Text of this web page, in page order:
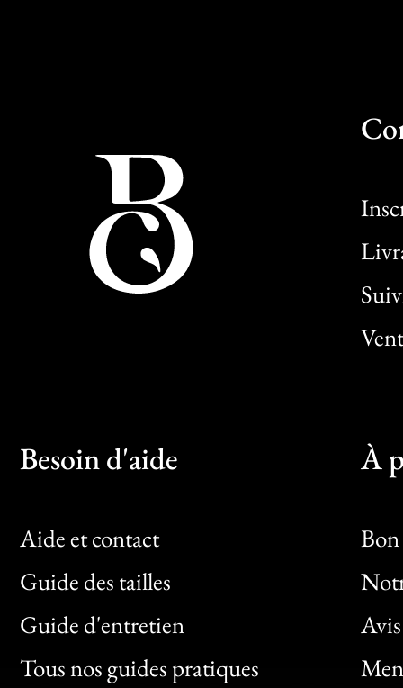
Besoin d'aide
Aide et contact
Guide des tailles
Guide d'entretien
Tous nos guides pratiques
À
Bon
Clic